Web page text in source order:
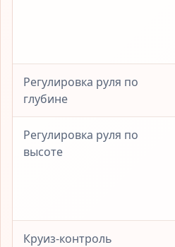
Регулировка руля по
глубине
Регулировка руля по
высоте
Круиз-контроль